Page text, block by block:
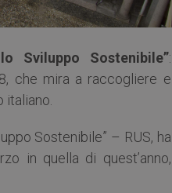
Sviluppo Sostenibile”:
che mira a raccogliere e
Sostenibile” – RUS, ha
in quella di quest’anno,